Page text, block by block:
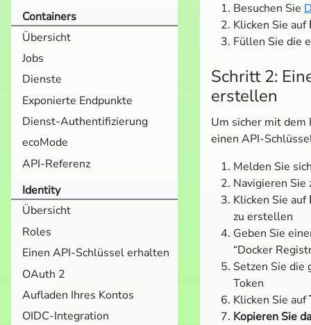
Containers
Übersicht
Jobs
Dienste
Exponierte Endpunkte
Dienst-Authentifizierung
ecoMode
API-Referenz
Identity
Übersicht
Roles
Einen API-Schlüssel erhalten
OAuth 2
Aufladen Ihres Kontos
OIDC-Integration
Besuchen Sie
Klicken Sie auf
Füllen Sie die
Schritt 2:
erstellen
Um sicher mit dem
einen API-
Melden Sie
Navigieren Sie
Klicken Sie auf
zu erstellen
Geben Sie
“Docker
Setzen Sie die
Token
Klicken Sie auf
Kopieren Sie